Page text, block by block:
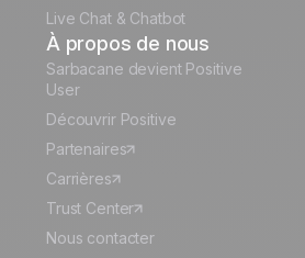
Live Chat & Chatbot
À propos de nous
Sarbacane devient Positive
User
Découvrir Positive
Partenaires
Carrières
Trust Center
Nous contacter